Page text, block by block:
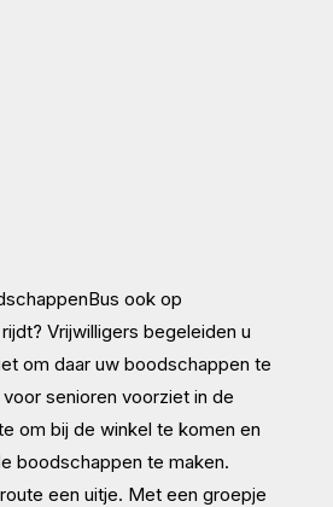
ook op
Vrijwilligers begeleiden u
om daar uw boodschappen te
senioren voorziet in de
om bij de winkel te komen en
boodschappen te maken.
een uitje. Met een groepje